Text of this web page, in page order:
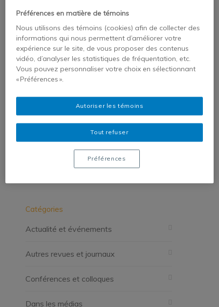
Facebook Twitter
Pinterest
Google+
LinkedIn
E-Mail
Laisser un message
Vous devezvous connecterpour publier
un commentaire.
Catégories
Actualité et événements
Autres revues et journaux
Conférences et colloques
Dans les médias
Préférences en matière de témoins
Nous utilisons des témoins (cookies) afin de collecter des
informations qui nous permettent d’améliorer votre
expérience sur le site, de vous proposer des contenus
vidéo, d’analyser les statistiques de fréquentation, etc.
Vous pouvez personnaliser votre choix en sélectionnant
« Préférences ».
Tout refuser
Autoriser les témoins
Préférences